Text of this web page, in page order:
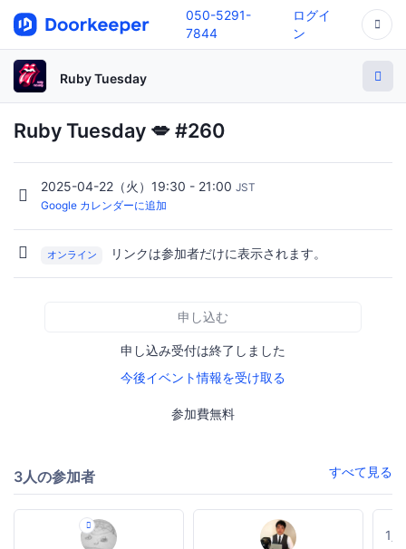
050-5291-
7844
ログイ
ン
Ruby Tuesday
Ruby Tuesday 💋 #260
2025-04-22（火）19:30 - 21:00 JST
Google カレンダーに追加
オンライン リンクは参加者だけに表示されます。
申し込む
申し込み受付は終了しました
今後イベント情報を受け取る
参加費無料
3人の参加者 すべて見る
1